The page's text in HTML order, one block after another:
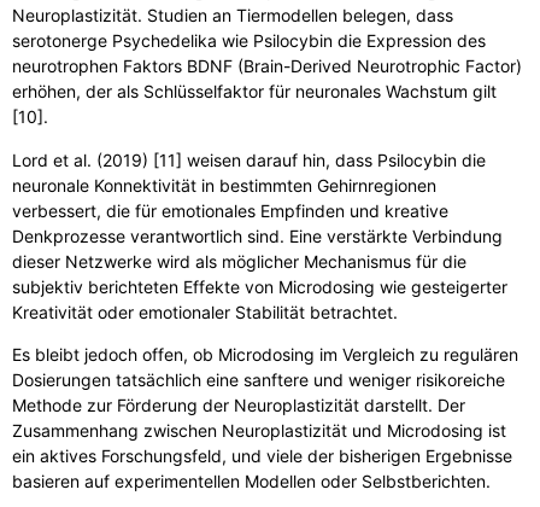
Neuroplastizität. Studien an Tiermodellen belegen, dass
serotonerge Psychedelika wie Psilocybin die Expression des
neurotrophen Faktors BDNF (Brain-Derived Neurotrophic Factor)
erhöhen, der als Schlüsselfaktor für neuronales Wachstum gilt
[10].
Lord et al. (2019) [11] weisen darauf hin, dass Psilocybin die
neuronale Konnektivität in bestimmten Gehirnregionen
verbessert, die für emotionales Empfinden und kreative
Denkprozesse verantwortlich sind. Eine verstärkte Verbindung
dieser Netzwerke wird als möglicher Mechanismus für die
subjektiv berichteten Effekte von Microdosing wie gesteigerter
Kreativität oder emotionaler Stabilität betrachtet.
Es bleibt jedoch offen, ob Microdosing im Vergleich zu regulären
Dosierungen tatsächlich eine sanftere und weniger risikoreiche
Methode zur Förderung der Neuroplastizität darstellt. Der
Zusammenhang zwischen Neuroplastizität und Microdosing ist
ein aktives Forschungsfeld, und viele der bisherigen Ergebnisse
basieren auf experimentellen Modellen oder Selbstberichten.